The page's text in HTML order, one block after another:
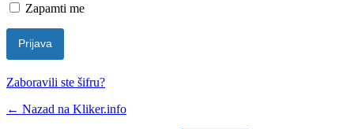
Zapamti me
Zaboravili ste šifru?
← Nazad na Kliker.info